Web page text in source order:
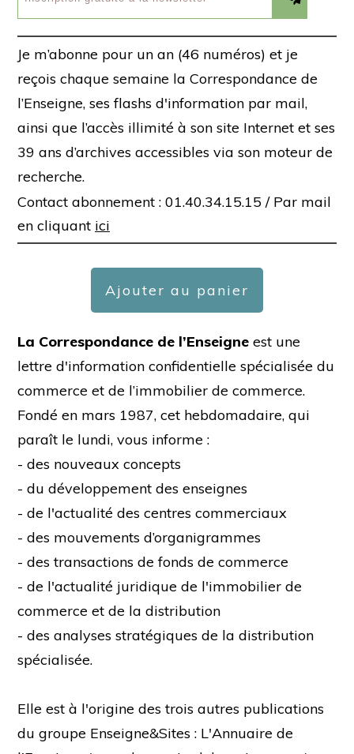
Je m’abonne pour un an (46 numéros) et je
reçois chaque semaine la Correspondance de
l’Enseigne, ses flashs d'information par mail,
ainsi que l’accès illimité à son site Internet et ses
39 ans d’archives accessibles via son moteur de
recherche.
Contact abonnement : 01.40.34.15.15 / Par mail
en cliquant ici
Ajouter au panier
La Correspondance de l’Enseigne est une
lettre d'information confidentielle spécialisée du
commerce et de l’immobilier de commerce.
Fondé en mars 1987, cet hebdomadaire, qui
paraît le lundi, vous informe :
- des nouveaux concepts
- du développement des enseignes
- de l'actualité des centres commerciaux
- des mouvements d’organigrammes
- des transactions de fonds de commerce
- de l'actualité juridique de l'immobilier de
commerce et de la distribution
- des analyses stratégiques de la distribution
spécialisée.
Elle est à l'origine des trois autres publications
du groupe Enseigne&Sites : L'Annuaire de